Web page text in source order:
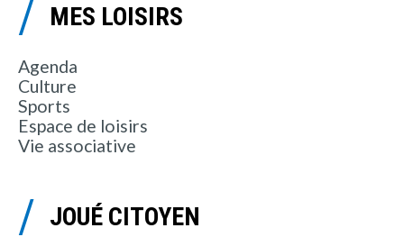
MES LOISIRS
Agenda
Culture
Sports
Espace de loisirs
Vie associative
JOUÉ CITOYEN